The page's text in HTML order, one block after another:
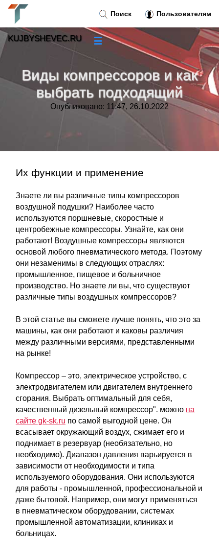
Виды компрессоров и как
выбрать подходящий
Опубликовано: 11:47, 26.10.2022
Их функции и применение
Знаете ли вы различные типы компрессоров
воздушной подушки? Наиболее часто
используются поршневые, скоростные и
центробежные компрессоры. Узнайте, как они
работают! Воздушные компрессоры являются
основой любого пневматического метода. Поэтому
они незаменимы в следующих отраслях:
промышленное, пищевое и больничное
производство. Но знаете ли вы, что существуют
различные типы воздушных компрессоров?
В этой статье вы сможете лучше понять, что это за
машины, как они работают и каковы различия
между различными версиями, представленными
на рынке!
Компрессор – это, электрическое устройство, с
электродвигателем или двигателем внутреннего
сгорания. Выбрать оптимальный для себя,
качественный дизельный компрессор". можно на
сайте gk-sk.ru по самой выгодной цене. Он
всасывает окружающий воздух, сжимает его и
поднимает в резервуар (необязательно, но
необходимо). Диапазон давления варьируется в
зависимости от необходимости и типа
используемого оборудования. Они используются
для работы - промышленной, профессиональной и
даже бытовой. Например, они могут применяться
в пневматическом оборудовании, системах
промышленной автоматизации, клиниках и
больницах.
Поиск Пользователям
KUJBYSHEVEC.RU ☰
»
Тренды новостей»
»
Контакт»